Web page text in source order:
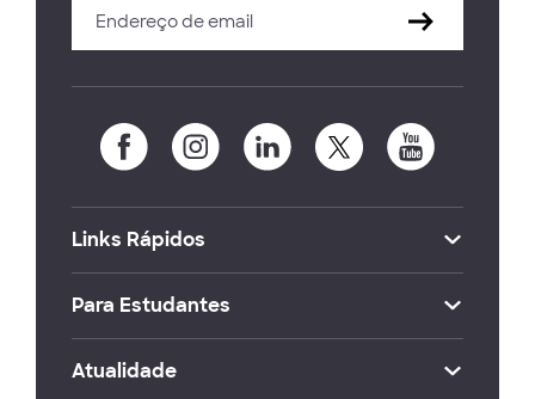
Links Rápidos
Para Estudantes
Atualidade